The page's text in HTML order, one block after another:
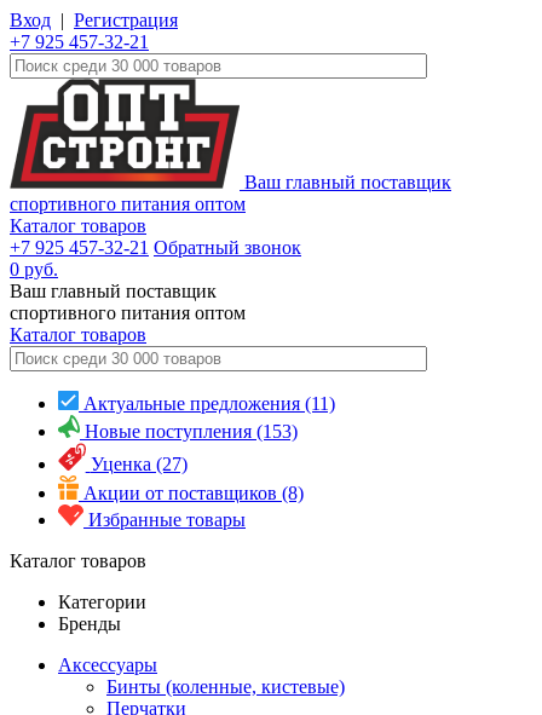
Вход | Регистрация
+7 925 457-32-21
Ваш главный поставщик
спортивного питания оптом
Каталог товаров
+7 925 457-32-21 Обратный звонок
0 руб.
Ваш главный поставщик
спортивного питания оптом
Каталог товаров
Актуальные предложения (11)
Новые поступления (153)
Уценка (27)
Акции от поставщиков (8)
Избранные товары
Каталог товаров
Категории
Бренды
Аксессуары
Бинты (коленные, кистевые)
Перчатки